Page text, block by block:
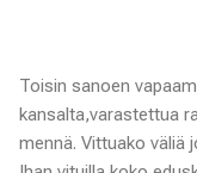
Toisin sanoen
kansalta,varastettua
mennä. Vittuako väliä